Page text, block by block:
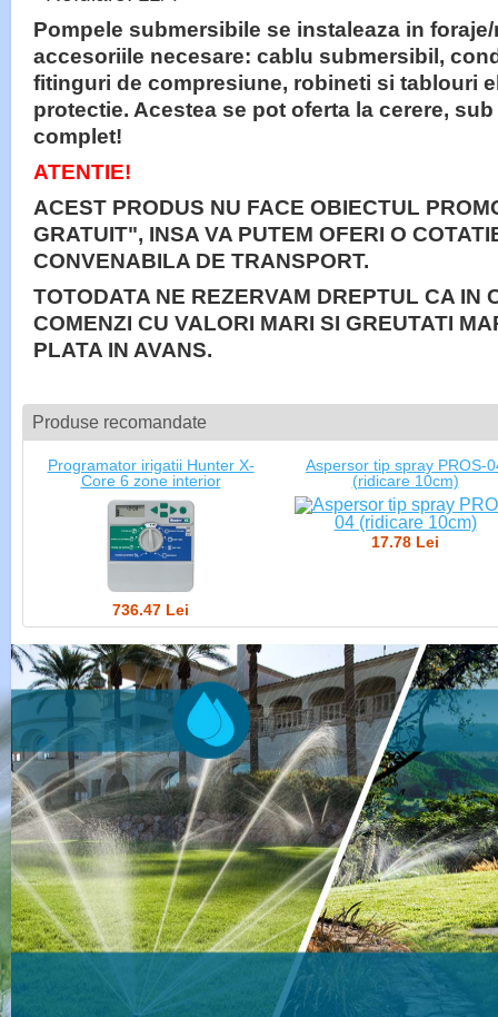
Pompele submersibile se instaleaza in
accesoriile necesare: cablu submersibil,
fitinguri de compresiune, robineti si tablouri
protectie. Acestea se pot oferta la cerere,
complet!
ATENTIE!
ACEST PRODUS NU FACE OBIECTUL
GRATUIT", INSA VA PUTEM OFERI O
CONVENABILA DE TRANSPORT.
TOTODATA NE REZERVAM DREPTUL CA IN
COMENZI CU VALORI MARI SI GREUTATI
PLATA IN AVANS.
Produse recomandate
Programator irigatii Hunter X-
Core 6 zone interior
736.47 Lei
Aspersor tip spray PROS-
(ridicare 10cm)
17.78 Lei